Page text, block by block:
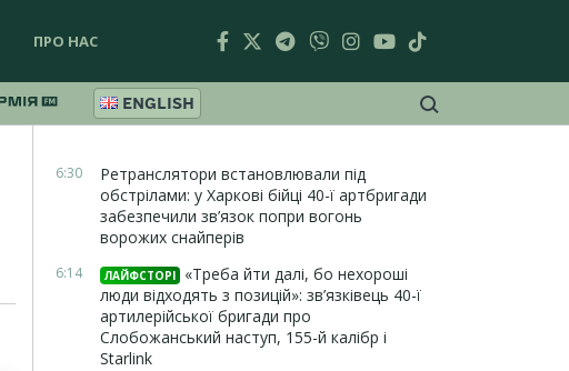
ПРО НАС
ENGLISH
6:30
Ретранслятори встановлювали під
обстрілами: у Харкові бійці 40-ї артбригади
забезпечили зв’язок попри вогонь
ворожих снайперів
6:14 ЛАЙФСТОРІ
«Треба йти далі, бо нехороші
люди відходять з позицій»: зв’язківець 40-ї
артилерійської бригади про
Слобожанський наступ, 155-й калібр і
Starlink